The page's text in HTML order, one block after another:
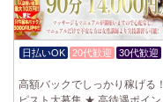
時のセクハラを撲滅するた
2025/03/28[亀有駅]
セラピストさんを大募集し
日払いOK 20代歓迎
30代歓迎
高額バックでしっかり稼げる